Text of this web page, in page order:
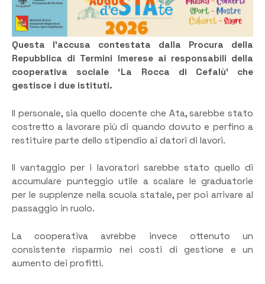
Questa l’accusa contestata dalla Procura della
Repubblica di Termini Imerese ai responsabili della
cooperativa sociale ‘La Rocca di Cefalù’ che
gestisce i due istituti.
Il personale, sia quello docente che Ata, sarebbe stato
costretto a lavorare più di quando dovuto e perfino a
restituire parte dello stipendio ai datori di lavori.
Il vantaggio per i lavoratori sarebbe stato quello di
accumulare punteggio utile a scalare le graduatorie
per le supplenze nella scuola statale, per poi arrivare al
passaggio in ruolo.
La cooperativa avrebbe invece ottenuto un
consistente risparmio nei costi di gestione e un
aumento dei profitti.